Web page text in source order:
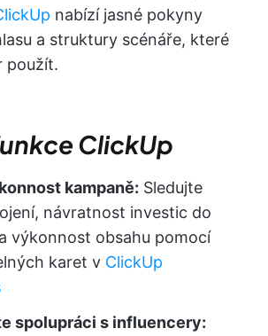
nabízí jasné pokyny
a struktury scénáře, které
použít.
ClickUp
kampaně: Sledujte
návratnost investic do
výkonnost obsahu pomocí
karet v ClickUp
spolupráci s influencery: